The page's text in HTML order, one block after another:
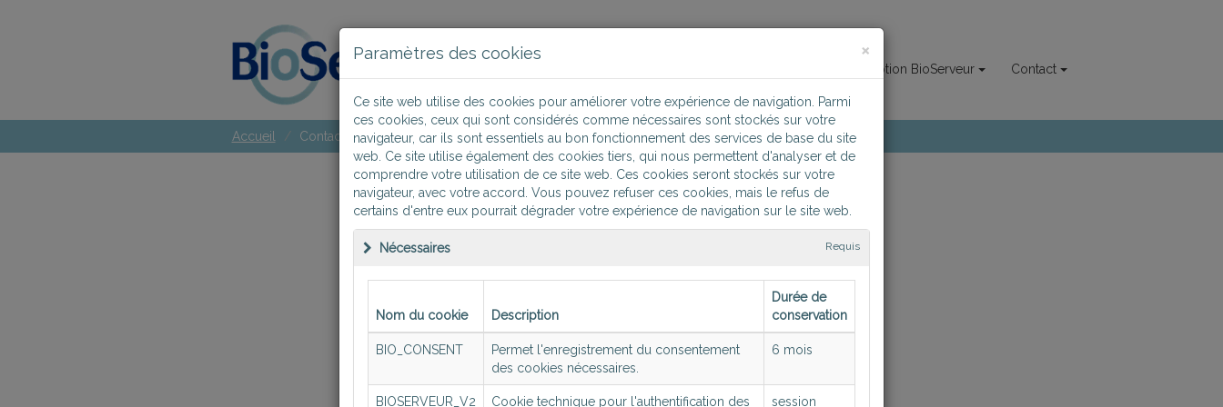
Inscription BioServeur Contact
Accueil Contactez-nous
Contact commercial
Si vous désirez en savoir plus sur un de nos produits, n'hésitez pas à prendre
contact avec nous via le formulaire ci-dessous...
×
Paramètres des cookies
Ce site web utilise des cookies pour améliorer votre expérience de navigation. Parmi
ces cookies, ceux qui sont considérés comme nécessaires sont stockés sur votre
navigateur, car ils sont essentiels au bon fonctionnement des services de base du site
web. Ce site utilise également des cookies tiers, qui nous permettent d'analyser et de
comprendre votre utilisation de ce site web. Ces cookies seront stockés sur votre
navigateur, avec votre accord. Vous pouvez refuser ces cookies, mais le refus de
certains d'entre eux pourrait dégrader votre expérience de navigation sur le site web.
Nécessaires Requis
Nom du cookie Description
Durée de
conservation
BIO_ CONSENT
Permet l'enregistrement du consentement
des cookies nécessaires.
6 mois
BIOSERVEUR _V2
Cookie technique pour l'authentification des
session